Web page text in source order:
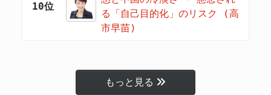
10位
る「自己目的化」のリスク (高
市早苗)
もっと見る